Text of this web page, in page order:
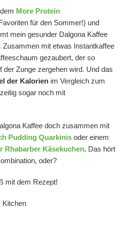
More Protein
für den Sommer!) und
mein gesunder Dalgona Kaffee
Zusammen mit etwas Instantkaffee
gezaubert, der so
Zunge zergehen wird. Und das
der Kalorien im Vergleich zum
sogar noch mit
Kaffee doch zusammen mit
Pudding Quarkinis oder einem
Rhabarber Käsekuchen. Das hört
oder?
mit dem Rezept!
Kitchen